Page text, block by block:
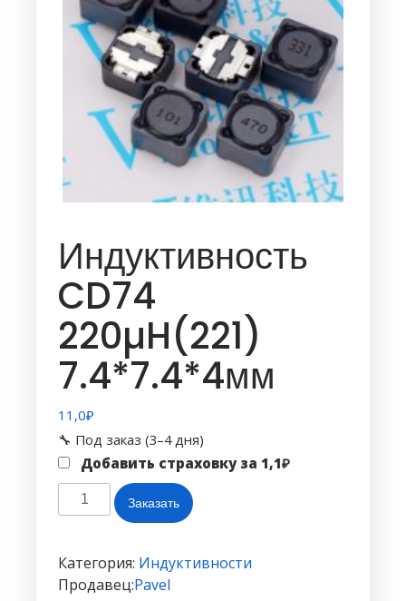
Индуктивность
CD74
220µH(221)
7.4*7.4*4мм
11,0₽
🔧 Под заказ (3–4 дня)
Добавить страховку за 1,1₽
Количество
товара
CD74
220µH(221)
Заказать
Категория: Индуктивности
Продавец:Pavel